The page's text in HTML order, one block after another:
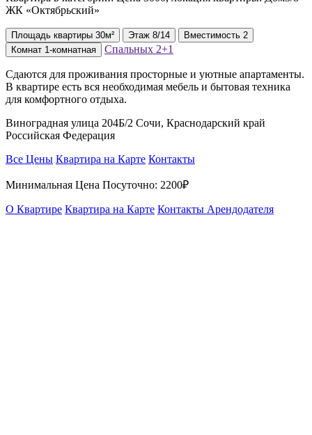
ЖК «Октябрьский»
Площадь квартиры 30м² Этаж 8/14 Вместимость 2
Комнат 1-комнатная Спальных 2+1
Сдаются для проживания просторные и уютные апартаменты.
В квартире есть вся необходимая мебель и бытовая техника
для комфортного отдыха.
Виноградная улица 204Б/2 Сочи, Краснодарский край
Российская Федерация
Все Цены Квартира на Карте Контакты
Минимальная Цена Посуточно: 2200₽
О Квартире Квартира на Карте Контакты Арендодателя